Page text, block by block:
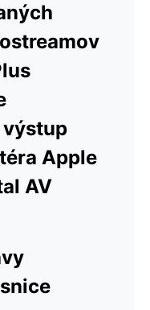
Apple
AV